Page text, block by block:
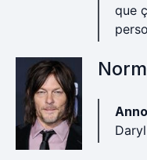
que